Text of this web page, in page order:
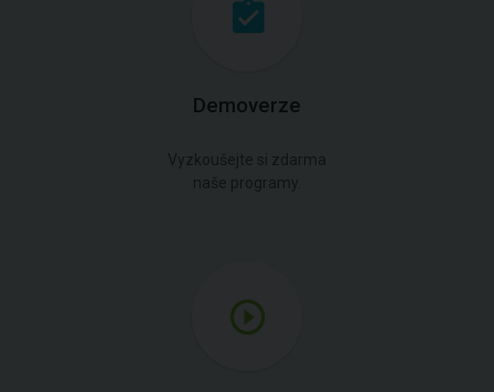
Demoverze
Vyzkoušejte si zdarma
naše programy.